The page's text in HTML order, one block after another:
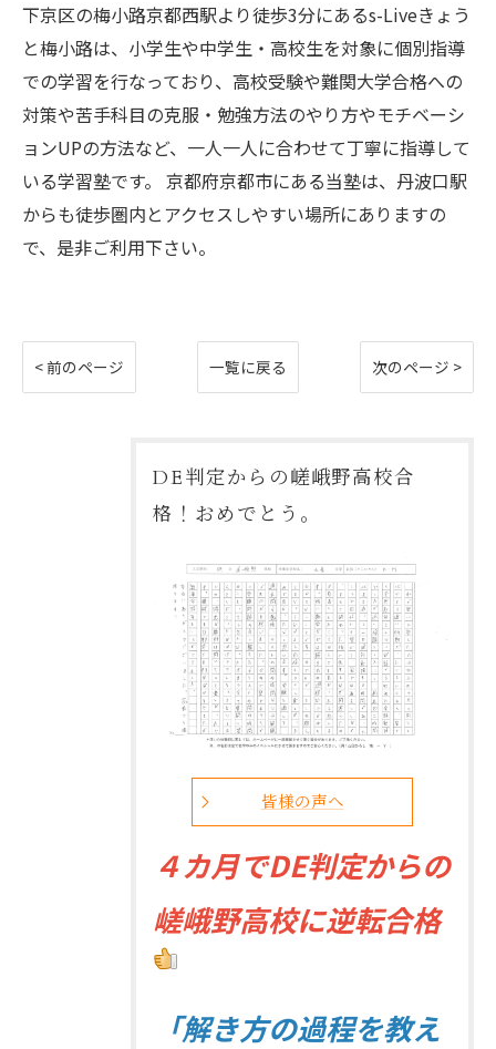
下京区の梅小路京都西駅より徒歩3分にあるs-Liveきょう
と梅小路は、小学生や中学生・高校生を対象に個別指導
での学習を行なっており、高校受験や難関大学合格への
対策や苦手科目の克服・勉強方法のやり方やモチベーシ
ョンUPの方法など、一人一人に合わせて丁寧に指導して
いる学習塾です。 京都府京都市にある当塾は、丹波口駅
からも徒歩圏内とアクセスしやすい場所にありますの
で、是非ご利用下さい。
< 前のページ 一覧に戻る 次のページ >
DE判定からの嵯峨野高校合
格！おめでとう。
皆様の声へ
４カ月でDE判定からの
嵯峨野高校に逆転合格
「解き方の過程を教え